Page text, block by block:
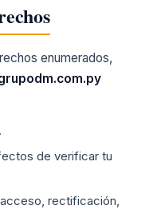
enumerados,
de verificar tu
rectificación,